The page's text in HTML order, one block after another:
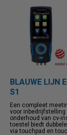
Price
BLAUWE LIJN
S1
Een compleet
voor inbedrijfstelling
onderhoud van cv-
toestel biedt
via touchpad en